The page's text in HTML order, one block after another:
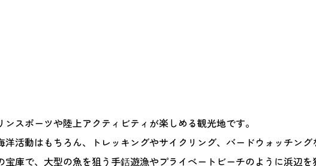
スポーツや陸上アクティビティが楽しめる観光地です。
洋活動はもちろん、トレッキングやサイクリング、バードウォッチン
庫で、大型の魚を狙う手銛遊漁やプライベートビーチのように浜辺